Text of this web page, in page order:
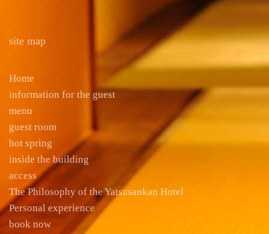
site map
Home
information for the guest
menu
guest room
hot spring
inside the building
access
The Philosophy of the Yatsusankan Hotel
Personal experience
book now